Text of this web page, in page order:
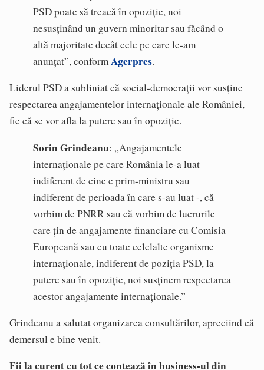
PSD poate să treacă în opoziție, noi
nesusținând un guvern minoritar sau făcând o
altă majoritate decât cele pe care le-am
anunțat”, conformAgerpres.
Liderul PSD a subliniat că social-democrații vor susține
respectarea angajamentelor internaționale ale României,
fie că se vor afla la putere sau în opoziție.
Sorin Grindeanu: „Angajamentele
internaționale pe care România le-a luat –
indiferent de cine e prim-ministru sau
indiferent de perioada în care s-au luat -, că
vorbim de PNRR sau că vorbim de lucrurile
care țin de angajamente financiare cu Comisia
Europeană sau cu toate celelalte organisme
internaționale, indiferent de poziția PSD, la
putere sau în opoziție, noi susținem respectarea
acestor angajamente internaționale.”
Grindeanu a salutat organizarea consultărilor, apreciind că
demersul e bine venit.
Fii la curent cu tot ce contează în business-ul din